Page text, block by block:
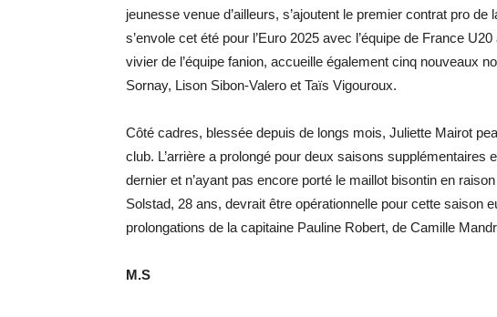
jeunesse venue d’ailleurs, s’ajoutent le premier contrat pro
s’envole cet été pour l’Euro 2025 avec l’équipe de France
vivier de l’équipe fanion, accueille également cinq nouveaux
Sornay, Lison Sibon-Valero et Taïs Vigouroux.
Côté cadres, blessée depuis de longs mois, Juliette Mairot
club. L’arrière a prolongé pour deux saisons supplémentaires
dernier et n’ayant pas encore porté le maillot bisontin en
Solstad, 28 ans, devrait être opérationnelle pour cette saison
prolongations de la capitaine Pauline Robert, de Camille
M.S